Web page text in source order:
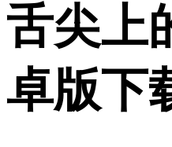
舌尖上
卓版下